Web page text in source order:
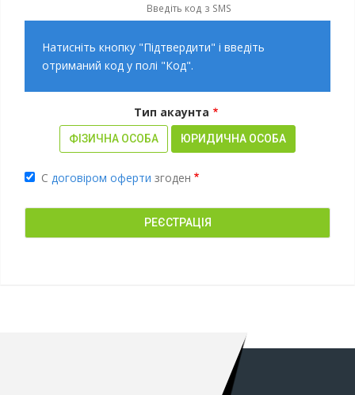
Введіть код з SMS
Натисніть кнопку "Підтвердити" і введіть
отриманий код у полі "Код".
Тип акаунта
ФІЗИЧНА ОСОБА ЮРИДИЧНА ОСОБА
С договіром оферти згоден